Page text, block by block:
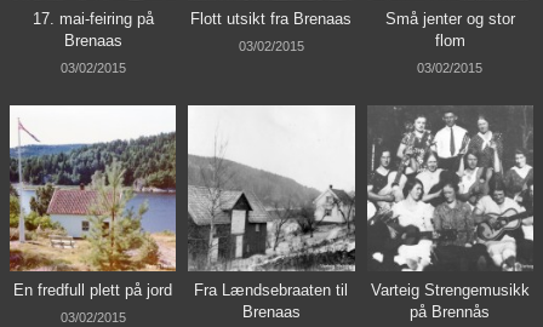
17. mai-feiring på
Brenaas
03/02/2015
Flott utsikt fra Brenaas
03/02/2015
Små jenter og stor
flom
03/02/2015
En fredfull plett på jord
03/02/2015
Fra Lændsebraaten til
Brenaas
Varteig Strengemusikk
på Brennås